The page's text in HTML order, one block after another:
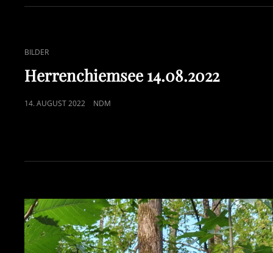
CAT
LINKS
BILDER
Herrenchiemsee 14.08.2022
POSTED
14. AUGUST 2022 NDM